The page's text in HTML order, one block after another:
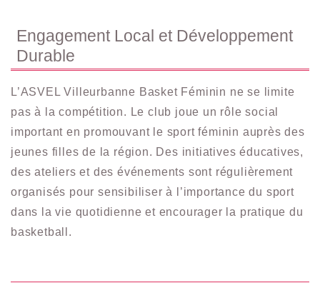
Engagement Local et Développement
Durable
L’ASVEL Villeurbanne Basket Féminin ne se limite
pas à la compétition. Le club joue un rôle social
important en promouvant le sport féminin auprès des
jeunes filles de la région. Des initiatives éducatives,
des ateliers et des événements sont régulièrement
organisés pour sensibiliser à l’importance du sport
dans la vie quotidienne et encourager la pratique du
basketball.